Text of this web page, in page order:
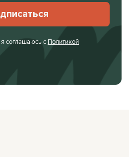
соглашаюсь с Политикой